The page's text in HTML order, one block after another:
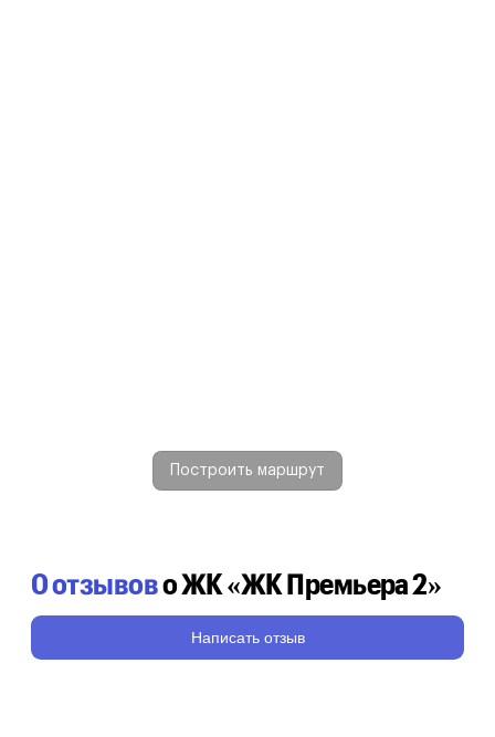
Построить маршрут
0 отзывово ЖК «ЖК Премьера 2»
Написать отзыв